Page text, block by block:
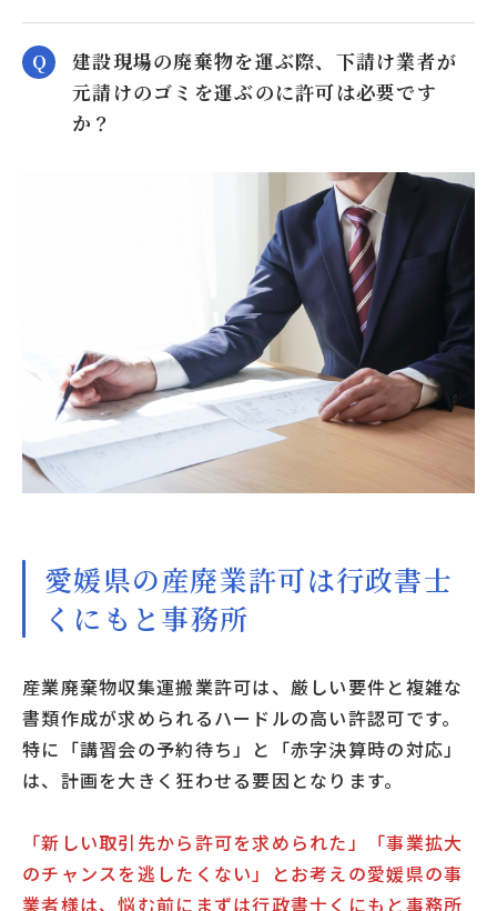
建設現場の廃棄物を運ぶ際、下請け業者が
元請けのゴミを運ぶのに許可は必要です
か？
愛媛県の産廃業許可は行政書士
くにもと事務所
産業廃棄物収集運搬業許可は、厳しい要件と複雑な
書類作成が求められるハードルの高い許認可です。
特に「講習会の予約待ち」と「赤字決算時の対応」
は、計画を大きく狂わせる要因となります。
「新しい取引先から許可を求められた」「事業拡大
のチャンスを逃したくない」とお考えの愛媛県の事
業者様は、悩む前にまずは行政書士くにもと事務所